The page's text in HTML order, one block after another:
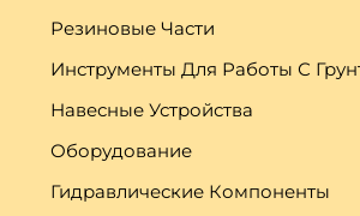
Резиновые Части
Инструменты Для Работы С
Навесные Устройства
Оборудование
Гидравлические Компоненты